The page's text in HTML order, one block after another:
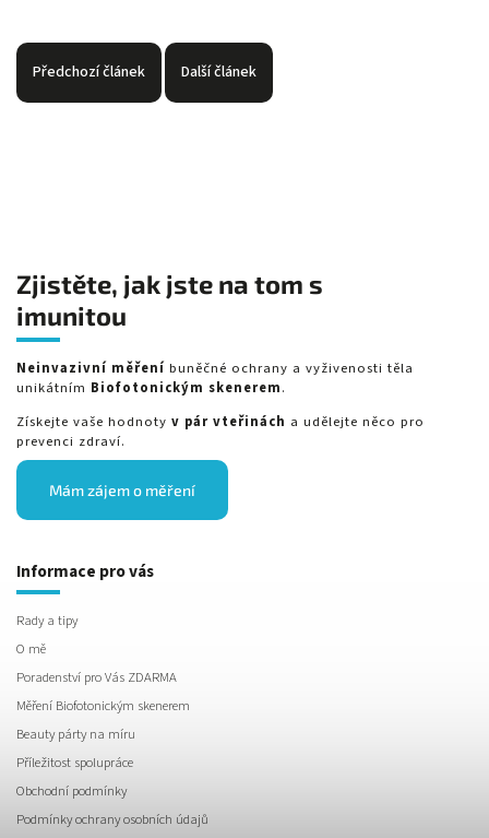
Předchozí článek Další článek
Zjistěte, jak jste na tom s
imunitou
Neinvazivní měření buněčné ochrany a vyživenosti těla
unikátním Biofotonickým skenerem.
Získejte vaše hodnoty v pár vteřinách a udělejte něco pro
prevenci zdraví.
Mám zájem o měření
Informace pro vás
Rady a tipy
O mě
Poradenství pro Vás ZDARMA
Měření Biofotonickým skenerem
Beauty párty na míru
Příležitost spolupráce
Obchodní podmínky
Podmínky ochrany osobních údajů